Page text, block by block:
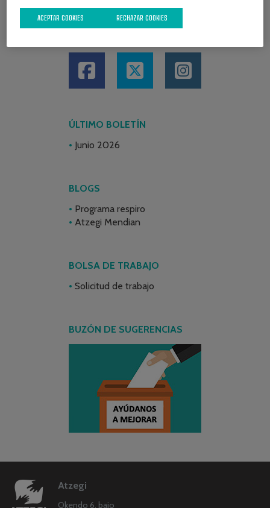
ÚLTIMO BOLETÍN
Junio 2026
BLOGS
Programa respiro
Atzegi Mendian
BOLSA DE TRABAJO
Solicitud de trabajo
BUZÓN DE SUGERENCIAS
Atzegi
Okendo 6, bajo
RECHAZAR COOKIES
ACEPTAR COOKIES